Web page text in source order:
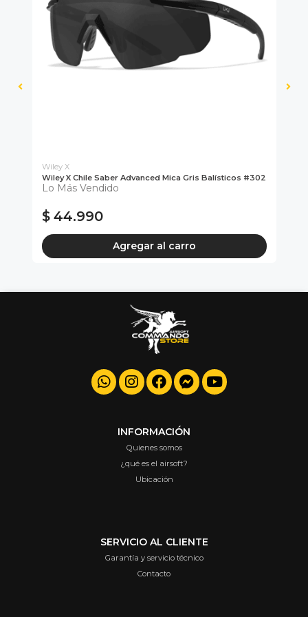
Wiley X
Wiley X Chile Saber Advanced Mica Gris Balísticos #302
Lo Más Vendido
$ 44.990
Agregar al carro
INFORMACIÓN
Quienes somos
¿qué es el airsoft?
Ubicación
SERVICIO AL CLIENTE
Garantía y servicio técnico
Contacto